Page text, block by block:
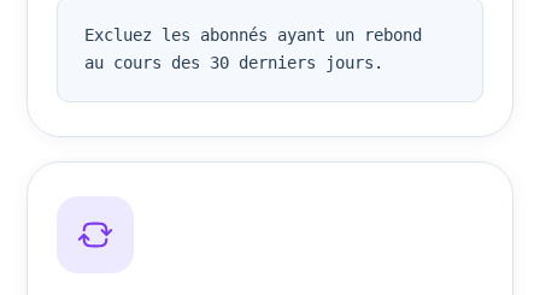
Excluez les abonnés ayant un rebond
au cours des 30 derniers jours.